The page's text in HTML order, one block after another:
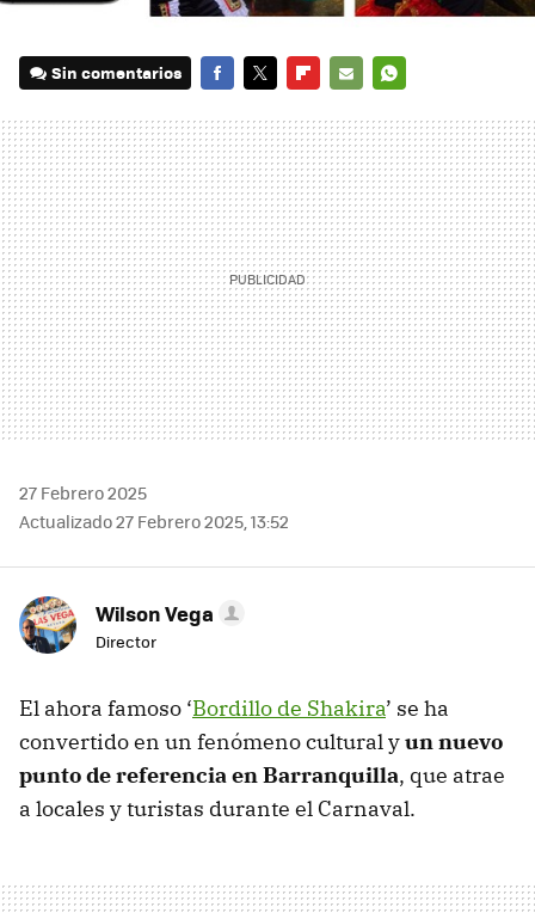
Sin comentarios
MAIL
27 Febrero 2025
Actualizado 27 Febrero 2025, 13:52
Wilson Vega
Director
El ahora famoso ‘Bordillo de Shakira’ se ha
convertido en un fenómeno cultural yun nuevo
punto de referencia en Barranquilla, que atrae
a locales y turistas durante el Carnaval.